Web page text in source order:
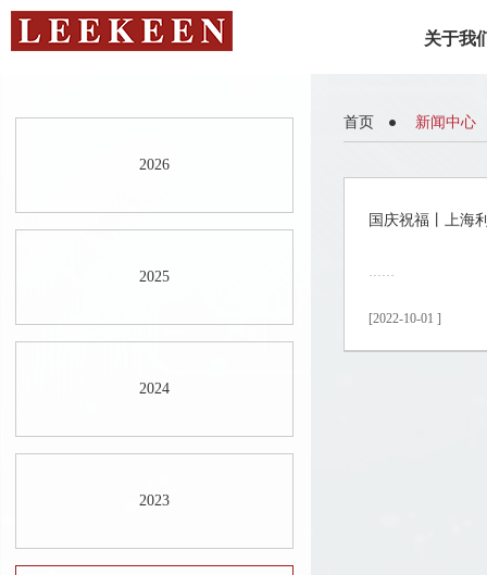
关于我
2026
2025
2024
2023
首页 新闻中心
国庆祝福丨上海
……
[2022-10-01 ]